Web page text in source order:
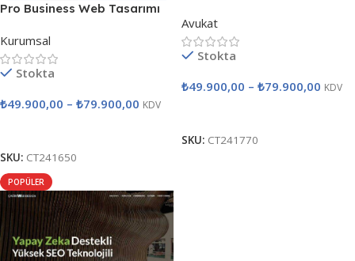
Pro Business Web Tasarımı
Kurumsal
Stokta
₺49.900,00 – ₺79.900,00 KDV
SKU: CT241650
Avukat
Stokta
₺49.900,00 – ₺79.900,00 KDV
SKU: CT241770
POPÜLER